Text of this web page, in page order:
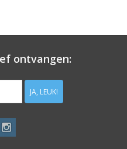
ontvangen:
JA, LEUK!